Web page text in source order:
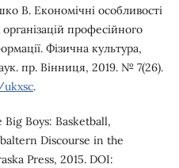
В. Економічні особливості
професійного
Фізична культура,
пр. Вінниця, 2019. № 7(26).
.
Boys: Basketball,
Discourse in the
Press, 2015. DOI: